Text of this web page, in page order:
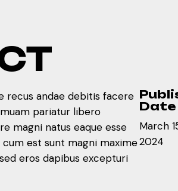
recus andae debitis facere
pariatur libero
magni natus eaque esse
est sunt magni maxime
eros dapibus excepturi
Date
March
2024